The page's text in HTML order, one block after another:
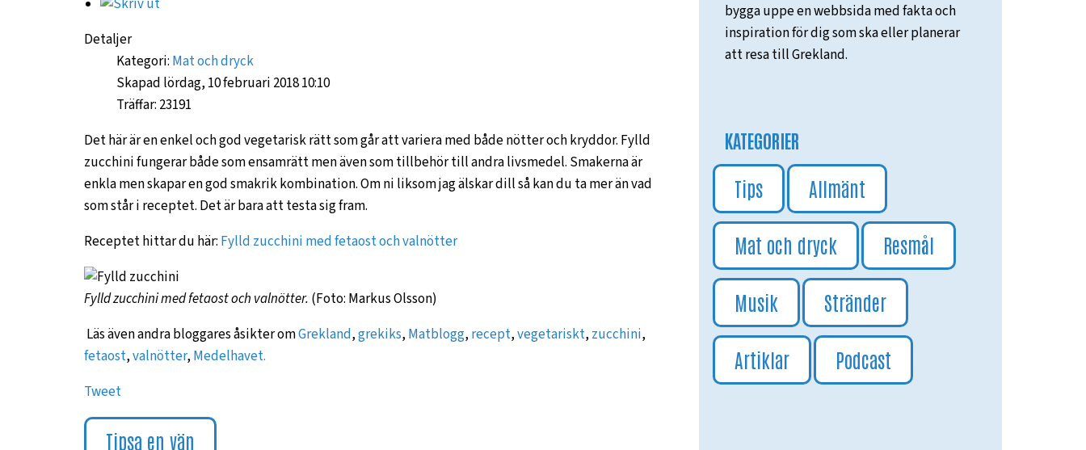
Detaljer
Kategori: Mat och dryck
Skapad lördag, 10 februari 2018 10:10
Träffar: 23191
Det här är en enkel och god vegetarisk rätt som går att variera med både nötter och kryddor. Fylld
zucchini fungerar både som ensamrätt men även som tillbehör till andra livsmedel. Smakerna är
enkla men skapar en god smakrik kombination. Om ni liksom jag älskar dill så kan du ta mer än vad
som står i receptet. Det är bara att testa sig fram.
Receptet hittar du här: Fylld zucchini med fetaost och valnötter
Fylld zucchini med fetaost och valnötter. (Foto: Markus Olsson)
Läs även andra bloggares åsikter omGrekland,grekiks, Matblogg, recept,vegetariskt, zucchini,
fetaost,valnötter, Medelhavet.
Tweet
Tipsa en vän
bygga uppe en webbsida med fakta och
inspiration för dig som ska eller planerar
att resa till Grekland.
KATEGORIER
Tips Allmänt
Mat och dryck Resmål
Musik Stränder
Artiklar Podcast